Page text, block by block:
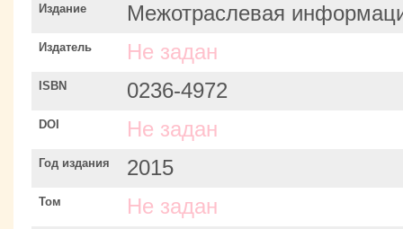
Издание Межотраслевая
Издатель Не задан
ISBN 0236-4972
DOI Не задан
Год издания 2015
Том Не задан